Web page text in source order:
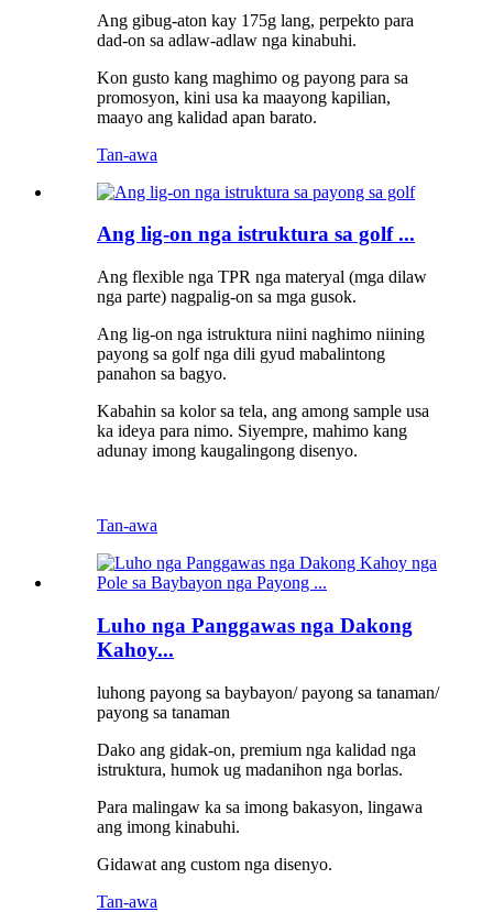
Ang gibug-aton kay 175g lang, perpekto para
dad-on sa adlaw-adlaw nga kinabuhi.
Kon gusto kang maghimo og payong para sa
promosyon, kini usa ka maayong kapilian,
maayo ang kalidad apan barato.
Tan-awa
Ang lig-on nga istruktura sa golf ...
Ang flexible nga TPR nga materyal (mga dilaw
nga parte) nagpalig-on sa mga gusok.
Ang lig-on nga istruktura niini naghimo niining
payong sa golf nga dili gyud mabalintong
panahon sa bagyo.
Kabahin sa kolor sa tela, ang among sample usa
ka ideya para nimo. Siyempre, mahimo kang
adunay imong kaugalingong disenyo.
Tan-awa
Luho nga Panggawas nga Dakong
Kahoy...
luhong payong sa baybayon/ payong sa tanaman/
payong sa tanaman
Dako ang gidak-on, premium nga kalidad nga
istruktura, humok ug madanihon nga borlas.
Para malingaw ka sa imong bakasyon, lingawa
ang imong kinabuhi.
Gidawat ang custom nga disenyo.
Tan-awa